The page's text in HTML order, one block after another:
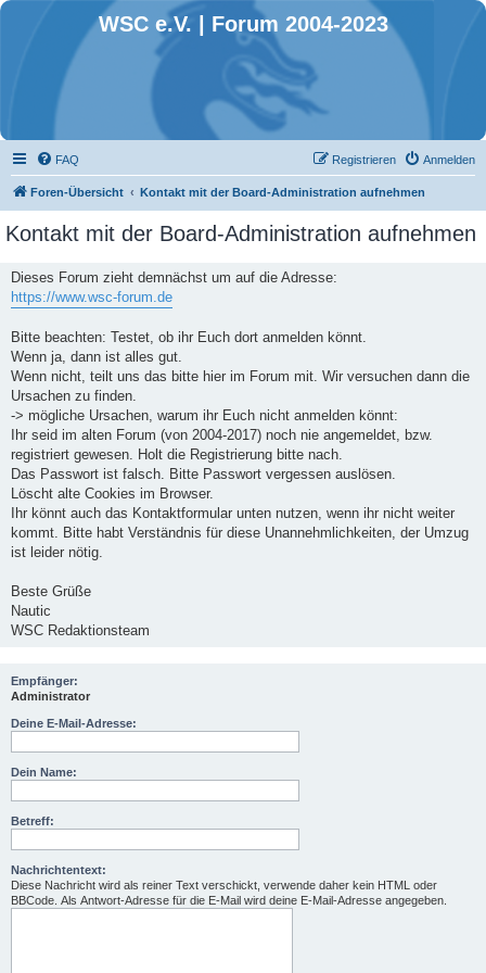
WSC e.V. | Forum 2004-2023
FAQ Anmelden
Registrieren
Foren-Übersicht Kontakt mit der Board-Administration aufnehmen
Kontakt mit der Board-Administration aufnehmen
Dieses Forum zieht demnächst um auf die Adresse:
https://www.wsc-forum.de
Bitte beachten: Testet, ob ihr Euch dort anmelden könnt.
Wenn ja, dann ist alles gut.
Wenn nicht, teilt uns das bitte hier im Forum mit. Wir versuchen dann die
Ursachen zu finden.
-> mögliche Ursachen, warum ihr Euch nicht anmelden könnt:
Ihr seid im alten Forum (von 2004-2017) noch nie angemeldet, bzw.
registriert gewesen. Holt die Registrierung bitte nach.
Das Passwort ist falsch. Bitte Passwort vergessen auslösen.
Löscht alte Cookies im Browser.
Ihr könnt auch das Kontaktformular unten nutzen, wenn ihr nicht weiter
kommt. Bitte habt Verständnis für diese Unannehmlichkeiten, der Umzug
ist leider nötig.
Beste Grüße
Nautic
WSC Redaktionsteam
Empfänger:
Administrator
Deine E-Mail-Adresse:
Dein Name:
Betreff:
Nachrichtentext:
Diese Nachricht wird als reiner Text verschickt, verwende daher kein HTML oder
BBCode. Als Antwort-Adresse für die E-Mail wird deine E-Mail-Adresse angegeben.